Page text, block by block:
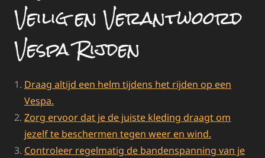
Veilig en Verantwoord
Vespa Rijden
Draag altijd een helm tijdens het rijden op een
Vespa.
Zorg ervoor dat je de juiste kleding draagt om
jezelf te beschermen tegen weer en wind.
Controleer regelmatig de bandenspanning van je